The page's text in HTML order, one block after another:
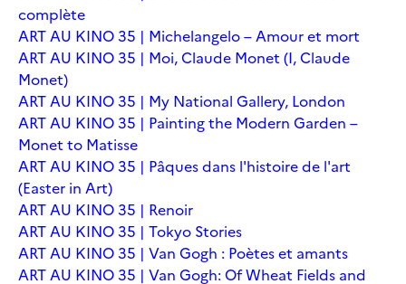
complète
ART AU KINO 35 | Michelangelo – Amour et mort
ART AU KINO 35 | Moi, Claude Monet (I, Claude
Monet)
ART AU KINO 35 | My National Gallery, London
ART AU KINO 35 | Painting the Modern Garden –
Monet to Matisse
ART AU KINO 35 | Pâques dans l'histoire de l'art
(Easter in Art)
ART AU KINO 35 | Renoir
ART AU KINO 35 | Tokyo Stories
ART AU KINO 35 | Van Gogh : Poètes et amants
ART AU KINO 35 | Van Gogh: Of Wheat Fields and